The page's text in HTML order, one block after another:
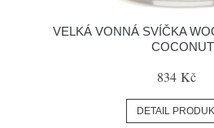
VELKÁ VONNÁ SVÍČKA
COCONUT
834 Kč
DETAIL